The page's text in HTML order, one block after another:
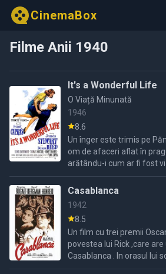
CinemaBox
Filme Anii 1940
It's a Wonderful Life
O Viață Minunată
1946
8.6
Un înger este trimis pe
om de afaceri aflat în
arătându-i cum ar fi fost
existat niciodată.
Casablanca
1942
8.5
Un film cu trei premii
povestea lui Rick ,care are un bar de
Casablanca . In orasul lui soseste
cunoscut luptator